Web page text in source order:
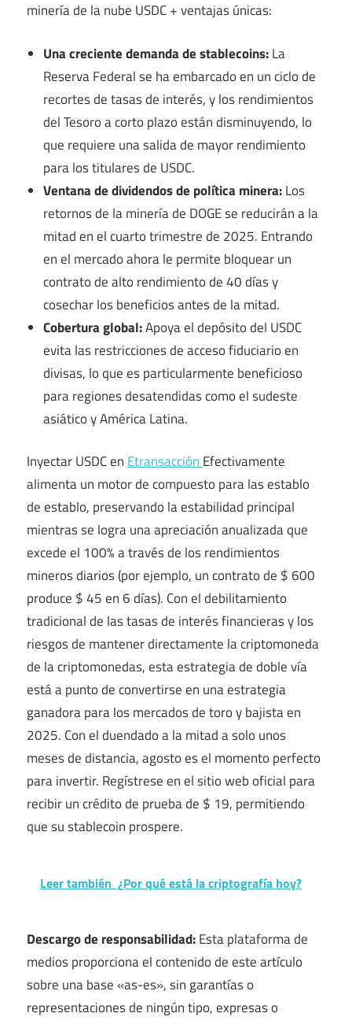
minería de la nube USDC + ventajas únicas:
Una creciente demanda de stablecoins:La
Reserva Federal se ha embarcado en un ciclo de
recortes de tasas de interés, y los rendimientos
del Tesoro a corto plazo están disminuyendo, lo
que requiere una salida de mayor rendimiento
para los titulares de USDC.
Ventana de dividendos de política minera:Los
retornos de la minería de DOGE se reducirán a la
mitad en el cuarto trimestre de 2025. Entrando
en el mercado ahora le permite bloquear un
contrato de alto rendimiento de 40 días y
cosechar los beneficios antes de la mitad.
Cobertura global:Apoya el depósito del USDC
evita las restricciones de acceso fiduciario en
divisas, lo que es particularmente beneficioso
para regiones desatendidas como el sudeste
asiático y América Latina.
Inyectar USDC en Etransacción Efectivamente
alimenta un motor de compuesto para las establo
de establo, preservando la estabilidad principal
mientras se logra una apreciación anualizada que
excede el 100% a través de los rendimientos
mineros diarios (por ejemplo, un contrato de $ 600
produce $ 45 en 6 días). Con el debilitamiento
tradicional de las tasas de interés financieras y los
riesgos de mantener directamente la criptomoneda
de la criptomonedas, esta estrategia de doble vía
está a punto de convertirse en una estrategia
ganadora para los mercados de toro y bajista en
2025. Con el duendado a la mitad a solo unos
meses de distancia, agosto es el momento perfecto
para invertir. Regístrese en el sitio web oficial para
recibir un crédito de prueba de $ 19, permitiendo
que su stablecoin prospere.
Leer también ¿Por qué está la criptografía hoy?
Descargo de responsabilidad:Esta plataforma de
medios proporciona el contenido de este artículo
sobre una base «as-es», sin garantías o
representaciones de ningún tipo, expresas o